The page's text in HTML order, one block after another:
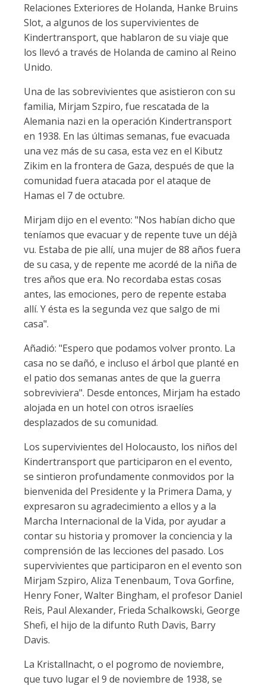
Relaciones Exteriores de Holanda, Hanke Bruins
Slot, a algunos de los supervivientes de
Kindertransport, que hablaron de su viaje que
los llevó a través de Holanda de camino al Reino
Unido.
Una de las sobrevivientes que asistieron con su
familia, Mirjam Szpiro, fue rescatada de la
Alemania nazi en la operación Kindertransport
en 1938. En las últimas semanas, fue evacuada
una vez más de su casa, esta vez en el Kibutz
Zikim en la frontera de Gaza, después de que la
comunidad fuera atacada por el ataque de
Hamas el 7 de octubre.
Mirjam dijo en el evento: "Nos habían dicho que
teníamos que evacuar y de repente tuve un déjà
vu. Estaba de pie allí, una mujer de 88 años fuera
de su casa, y de repente me acordé de la niña de
tres años que era. No recordaba estas cosas
antes, las emociones, pero de repente estaba
allí. Y ésta es la segunda vez que salgo de mi
casa".
Añadió: "Espero que podamos volver pronto. La
casa no se dañó, e incluso el árbol que planté en
el patio dos semanas antes de que la guerra
sobreviviera". Desde entonces, Mirjam ha estado
alojada en un hotel con otros israelíes
desplazados de su comunidad.
Los supervivientes del Holocausto, los niños del
Kindertransport que participaron en el evento,
se sintieron profundamente conmovidos por la
bienvenida del Presidente y la Primera Dama, y
expresaron su agradecimiento a ellos y a la
Marcha Internacional de la Vida, por ayudar a
contar su historia y promover la conciencia y la
comprensión de las lecciones del pasado. Los
supervivientes que participaron en el evento son
Mirjam Szpiro, Aliza Tenenbaum, Tova Gorfine,
Henry Foner, Walter Bingham, el profesor Daniel
Reis, Paul Alexander, Frieda Schalkowski, George
Shefi, el hijo de la difunto Ruth Davis, Barry
Davis.
La Kristallnacht, o el pogromo de noviembre,
que tuvo lugar el 9 de noviembre de 1938, se